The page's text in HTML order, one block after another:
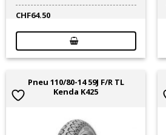
CHF64.50
Pneu 110/80-14 59J F/R TL
Kenda K425